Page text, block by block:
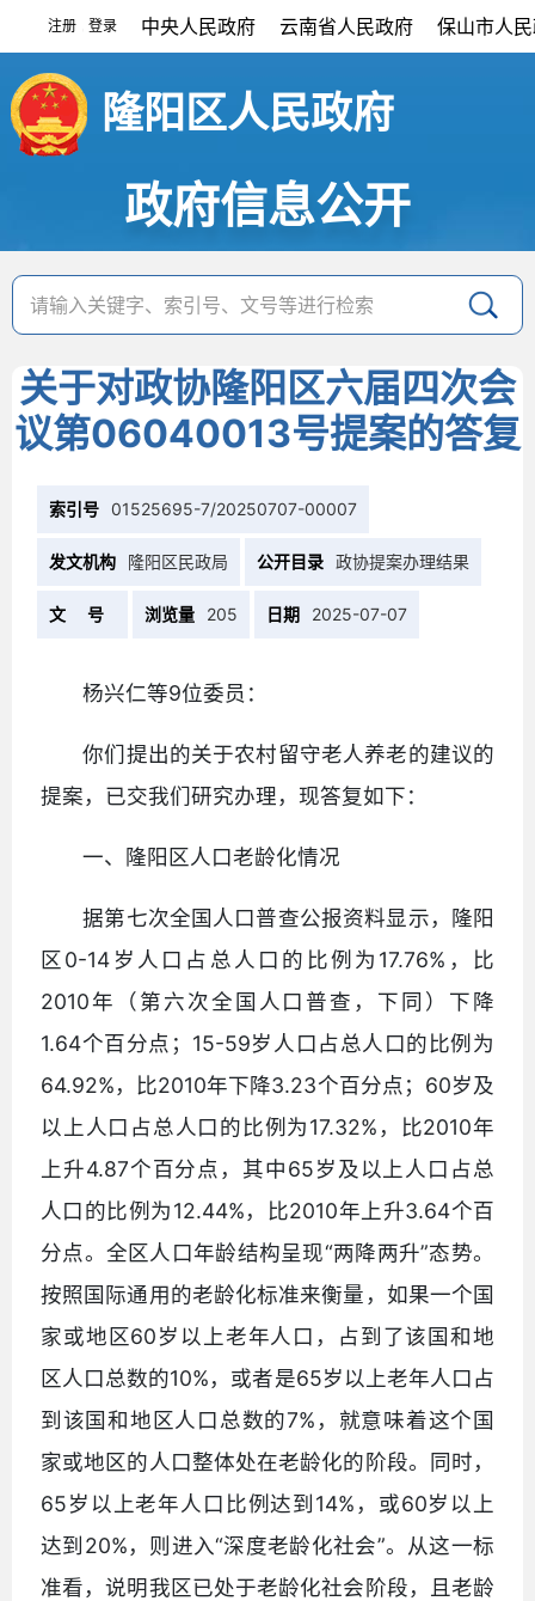
注册 登录 中央人民政府 云南省人民政府 保山市人
隆阳区人民政府
政府信息公开
关于对政协隆阳区六届四次会
议第06040013号提案的答复
索引号 01525695-7/20250707-00007
发文机构 隆阳区民政局 公开目录 政协提案办理结果
文 号 浏览量 205 日期 2025-07-07
杨兴仁等9位委员：
你们提出的关于农村留守老人养老的建议的
提案，已交我们研究办理，现答复如下：
一、隆阳区人口老龄化情况
据第七次全国人口普查公报资料显示，隆阳
区0-14岁人口占总人口的比例为17.76%，比
2010年（第六次全国人口普查，下同）下降
1.64个百分点；15-59岁人口占总人口的比例为
64.92%，比2010年下降3.23个百分点；60岁及
以上人口占总人口的比例为17.32%，比2010年
上升4.87个百分点，其中65岁及以上人口占总
人口的比例为12.44%，比2010年上升3.64个百
分点。全区人口年龄结构呈现“两降两升”态势。
按照国际通用的老龄化标准来衡量，如果一个国
家或地区60岁以上老年人口，占到了该国和地
区人口总数的10%，或者是65岁以上老年人口占
到该国和地区人口总数的7%，就意味着这个国
家或地区的人口整体处在老龄化的阶段。同时，
65岁以上老年人口比例达到14%，或60岁以上
达到20%，则进入“深度老龄化社会”。从这一标
准看，说明我区已处于老龄化社会阶段，且老龄